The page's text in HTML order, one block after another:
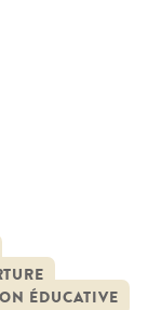
ÉDUCATIVE